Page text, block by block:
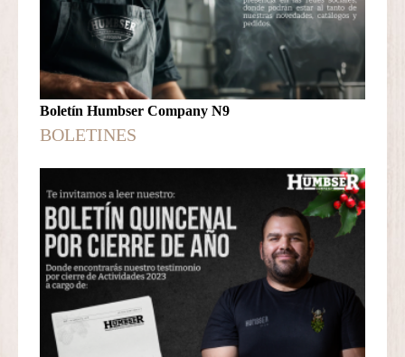
Boletín Humbser Company N9
BOLETINES